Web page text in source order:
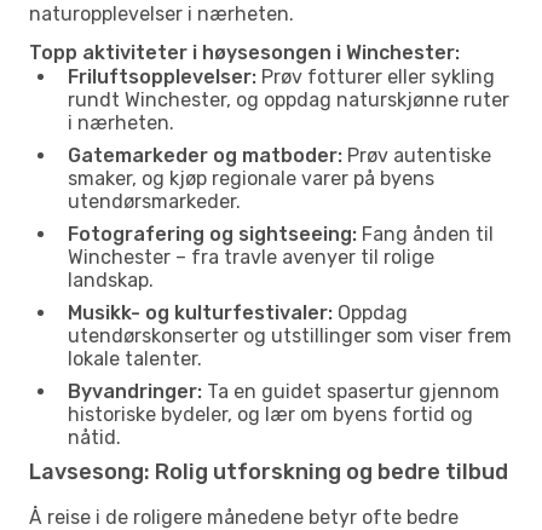
naturopplevelser i nærheten.
Topp aktiviteter i høysesongen i Winchester:
Friluftsopplevelser: Prøv fotturer eller sykling
rundt Winchester, og oppdag naturskjønne ruter
i nærheten.
Gatemarkeder og matboder: Prøv autentiske
smaker, og kjøp regionale varer på byens
utendørsmarkeder.
Fotografering og sightseeing: Fang ånden til
Winchester – fra travle avenyer til rolige
landskap.
Musikk- og kulturfestivaler: Oppdag
utendørskonserter og utstillinger som viser frem
lokale talenter.
Byvandringer: Ta en guidet spasertur gjennom
historiske bydeler, og lær om byens fortid og
nåtid.
Lavsesong: Rolig utforskning og bedre tilbud
Å reise i de roligere månedene betyr ofte bedre